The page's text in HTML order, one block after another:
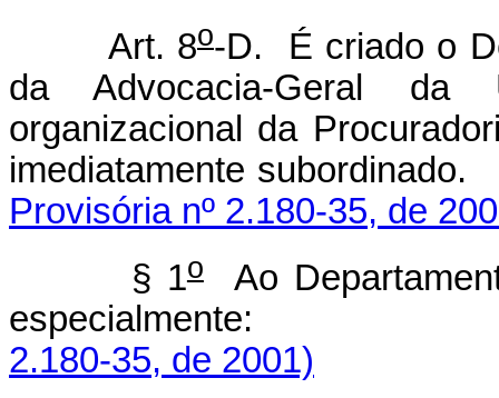
Art. 8o-D. É criado o
da Advocacia-Geral da
organizacional da
imediatamente
Provisória nº 2.180-35, de
§ 1oAo
especialmente:
2.180-35, de 2001)